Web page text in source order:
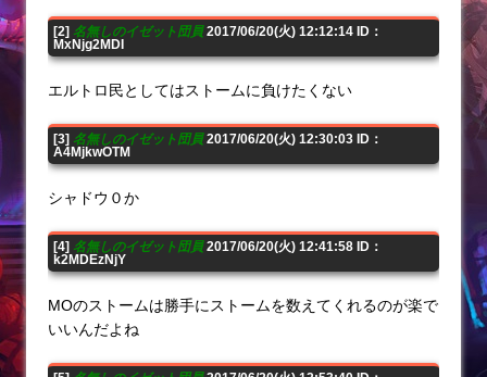
[2] 名無しのイゼット団員2017/06/20(火) 12:12:14 ID：
MxNjg2MDI
エルトロ民としてはストームに負けたくない
[3] 名無しのイゼット団員2017/06/20(火) 12:30:03 ID：
A4MjkwOTM
シャドウ０か
[4] 名無しのイゼット団員2017/06/20(火) 12:41:58 ID：
k2MDEzNjY
MOのストームは勝手にストームを数えてくれるのが楽で
いいんだよね